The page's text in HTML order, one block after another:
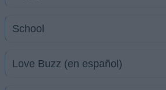
School
Love Buzz (en español)